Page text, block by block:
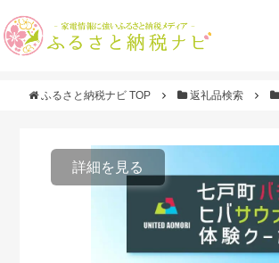
ふるさと納税ナビ TOP 返礼品検索
詳細を見る